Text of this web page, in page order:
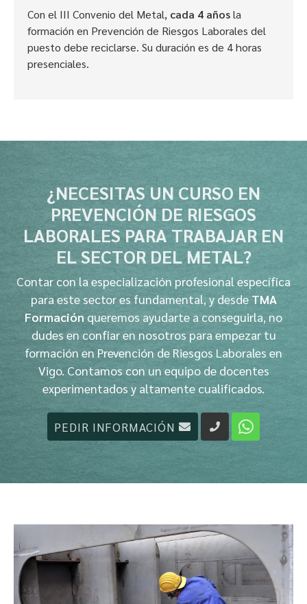
Con el III Convenio del Metal, cada 4 añosla
formación en Prevención de Riesgos Laborales del
puesto debe reciclarse. Su duración es de 4 horas
presenciales.
¿NECESITAS UN CURSO EN
PREVENCIÓN DE RIESGOS
LABORALES PARA TRABAJAR EN
EL SECTOR DEL METAL?
Contar con la especialización profesional específica
para este sector es fundamental, y desde TMA
Formación queremos ayudarte a conseguirla, no
dudes en confiar en nosotros para empezar tu
formación en Prevención de Riesgos Laborales en
Vigo. Contamos con un equipo de docentes
experimentados y altamente cualificados.
PEDIR INFORMACIÓN